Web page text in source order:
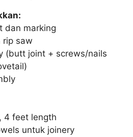
dan marking
rip saw
(butt joint + screws/nails
4 feet length
untuk joinery